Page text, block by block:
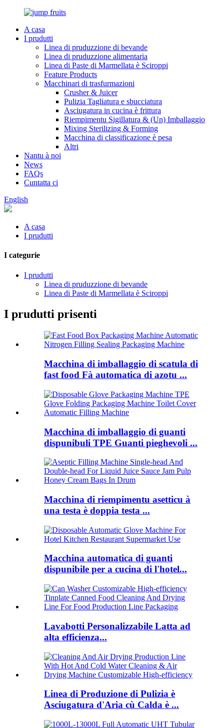
A casa
I prudutti
Linea di pruduzzione di bevande
Linea di pruduzzione alimentaria
Linea di Paste di Marmellata è Sciroppi
Feature Products
Macchinari di trasfurmazioni
Crusher & Juicer
Pulizia Tagliatura e sbucciatura
Asciugatura in cucina è frittura
Riempimentu Sigillatura & (Un) Imballaggio
Mixing Sterilizing & Forming
Macchina di classificazione è pesa
Altri
Nantu à noi
News
FAQs
Cuntatta ci
English
A casa
I prudutti
I categurie
I prudutti
Linea di pruduzzione di bevande
Linea di Paste di Marmellata è Sciroppi
I prudutti prisenti
Macchina di imballaggio di scatula di
fast food Fà automatica di azotu ...
Macchina di imballaggio di guanti
dispunibuli TPE Guanti pieghevoli ...
Macchina di riempimentu asetticu à
una testa è doppia testa ...
Macchina automatica di guanti
dispunibile per a cucina di l'hotel...
Lavabotti Personalizzabile Latta ad
alta efficienza...
Linea di Produzione di Pulizia è
Asciugatura d'Aria cù Calda è ...